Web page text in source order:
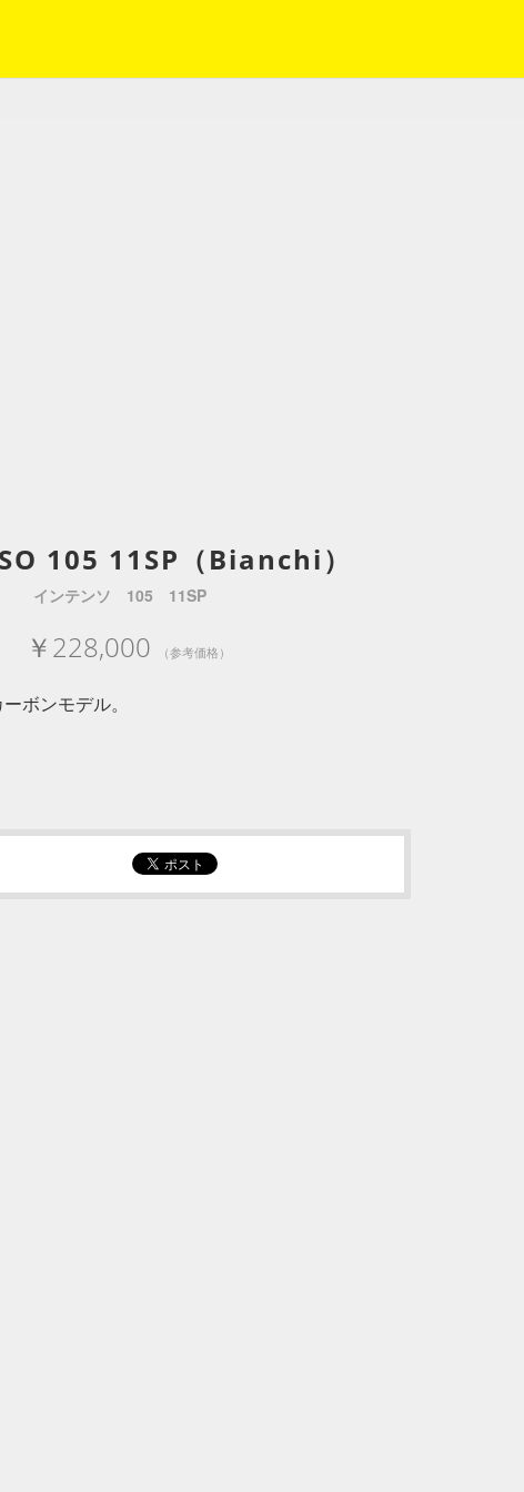
105 11SP（Bianchi）
インテンソ 105 11SP
￥228,000 （参考価格）
ボンモデル。